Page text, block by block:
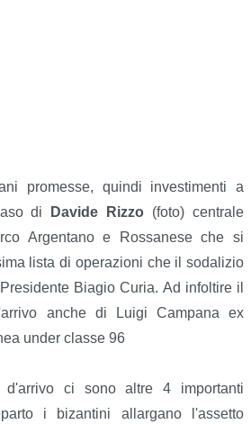
promesse, quindi investimenti a
di
Davide Rizzo (foto) centrale
Argentano e Rossanese che si
lista di operazioni che il sodalizio
Biagio Curia. Ad infoltire il
anche di Luigi Campana ex
under classe 96
ci sono altre 4 importanti
i bizantini allargano l'assetto